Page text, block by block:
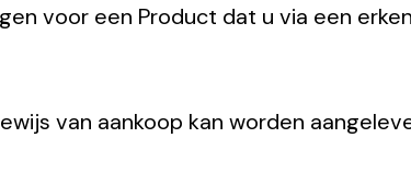
voor een Product dat u via een
van aankoop kan worden